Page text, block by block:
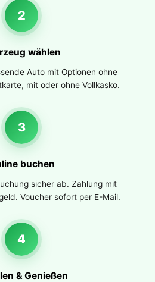
2
wählen
Auto mit Optionen ohne
mit oder ohne Vollkasko.
3
buchen
sicher ab. Zahlung mit
Voucher sofort per E-Mail.
4
& Genießen